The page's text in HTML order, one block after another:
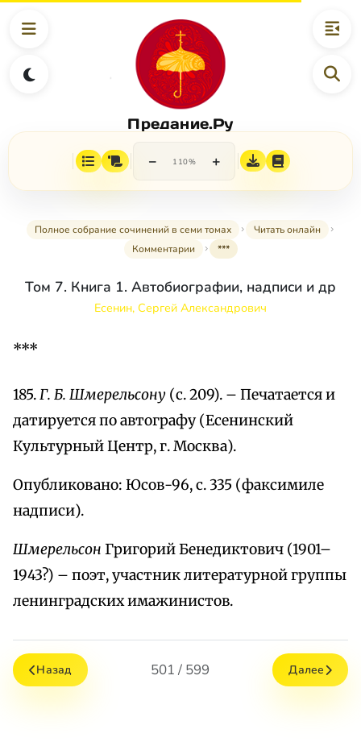
Предание.Ру
− 110% +
Полное собрание сочинений в семи томах
Читать онлайн
Комментарии
***
Том 7. Книга 1. Автобиографии, надписи и др
Есенин, Сергей Александрович
***
185.Г. Б. Шмерельсону (с. 209). – Печатается и
датируется по автографу (Есенинский
Культурный Центр, г. Москва).
Опубликовано: Юсов-96, с. 335 (факсимиле
надписи).
Шмерельсон Григорий Бенедиктович (1901–
1943?) – поэт, участник литературной группы
ленинградских имажинистов.
Назад 501 / 599 Далее